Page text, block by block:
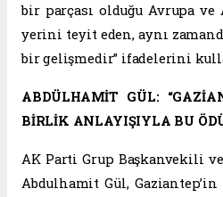
bir parçası olduğu Avrupa
yerini teyit eden, aynı
bir gelişmedir” ifadelerini
ABDÜLHAMİT GÜL:
BİRLİK ANLAYIŞIYLA BU
AK Parti Grup Başkanvekili
Abdulhamit Gül,